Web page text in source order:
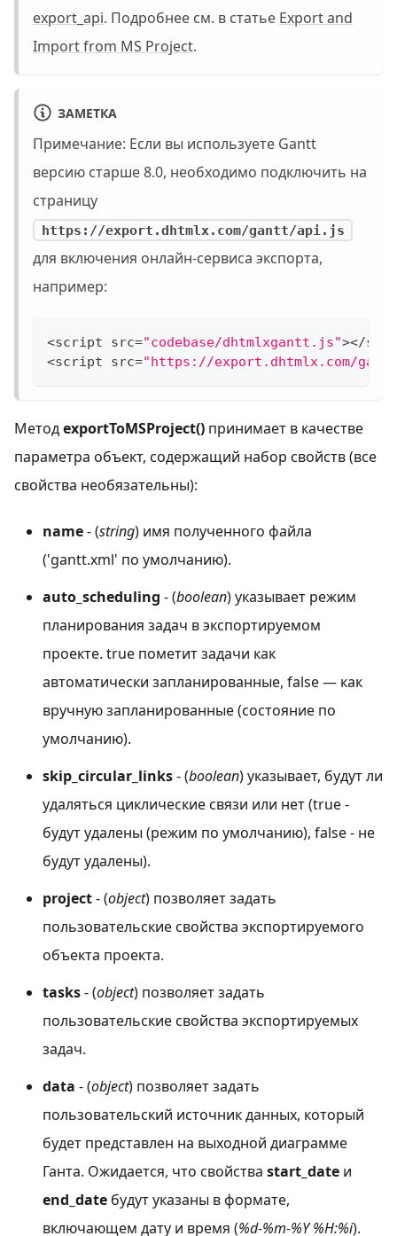
export_api. Подробнее см. в статье Export and
Import from MS Project.
ЗАМЕТКА
Примечание: Если вы используете Gantt
версию старше 8.0, необходимо подключить на
страницу
https://export.dhtmlx.com/gantt/api.js
для включения онлайн-сервиса экспорта,
например:
<script src="codebase/dhtmlxgantt.js"></
<script src="https://export.dhtmlx.com/
МетодexportToMSProject() принимает в качестве
параметра объект, содержащий набор свойств (все
свойства необязательны):
name- (string) имя полученного файла
('gantt.xml' по умолчанию).
auto_scheduling - (boolean) указывает режим
планирования задач в экспортируемом
проекте. true пометит задачи как
автоматически запланированные, false — как
вручную запланированные (состояние по
умолчанию).
skip_circular_links- (boolean) указывает, будут ли
удаляться циклические связи или нет (true -
будут удалены (режим по умолчанию), false - не
будут удалены).
project- (object) позволяет задать
пользовательские свойства экспортируемого
объекта проекта.
tasks- (object) позволяет задать
пользовательские свойства экспортируемых
задач.
data - (object) позволяет задать
пользовательский источник данных, который
будет представлен на выходной диаграмме
Ганта. Ожидается, что свойства start_date и
end_date будут указаны в формате,
включающем дату и время (%d-%m-%Y %H:%i).